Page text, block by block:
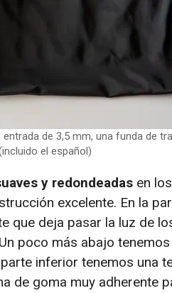
entrada de 3,5 mm, una funda de
el español)
y redondeadas en
excelente. En la
que deja pasar la luz de
poco más abajo
inferior tenemos una
de goma muy adherente